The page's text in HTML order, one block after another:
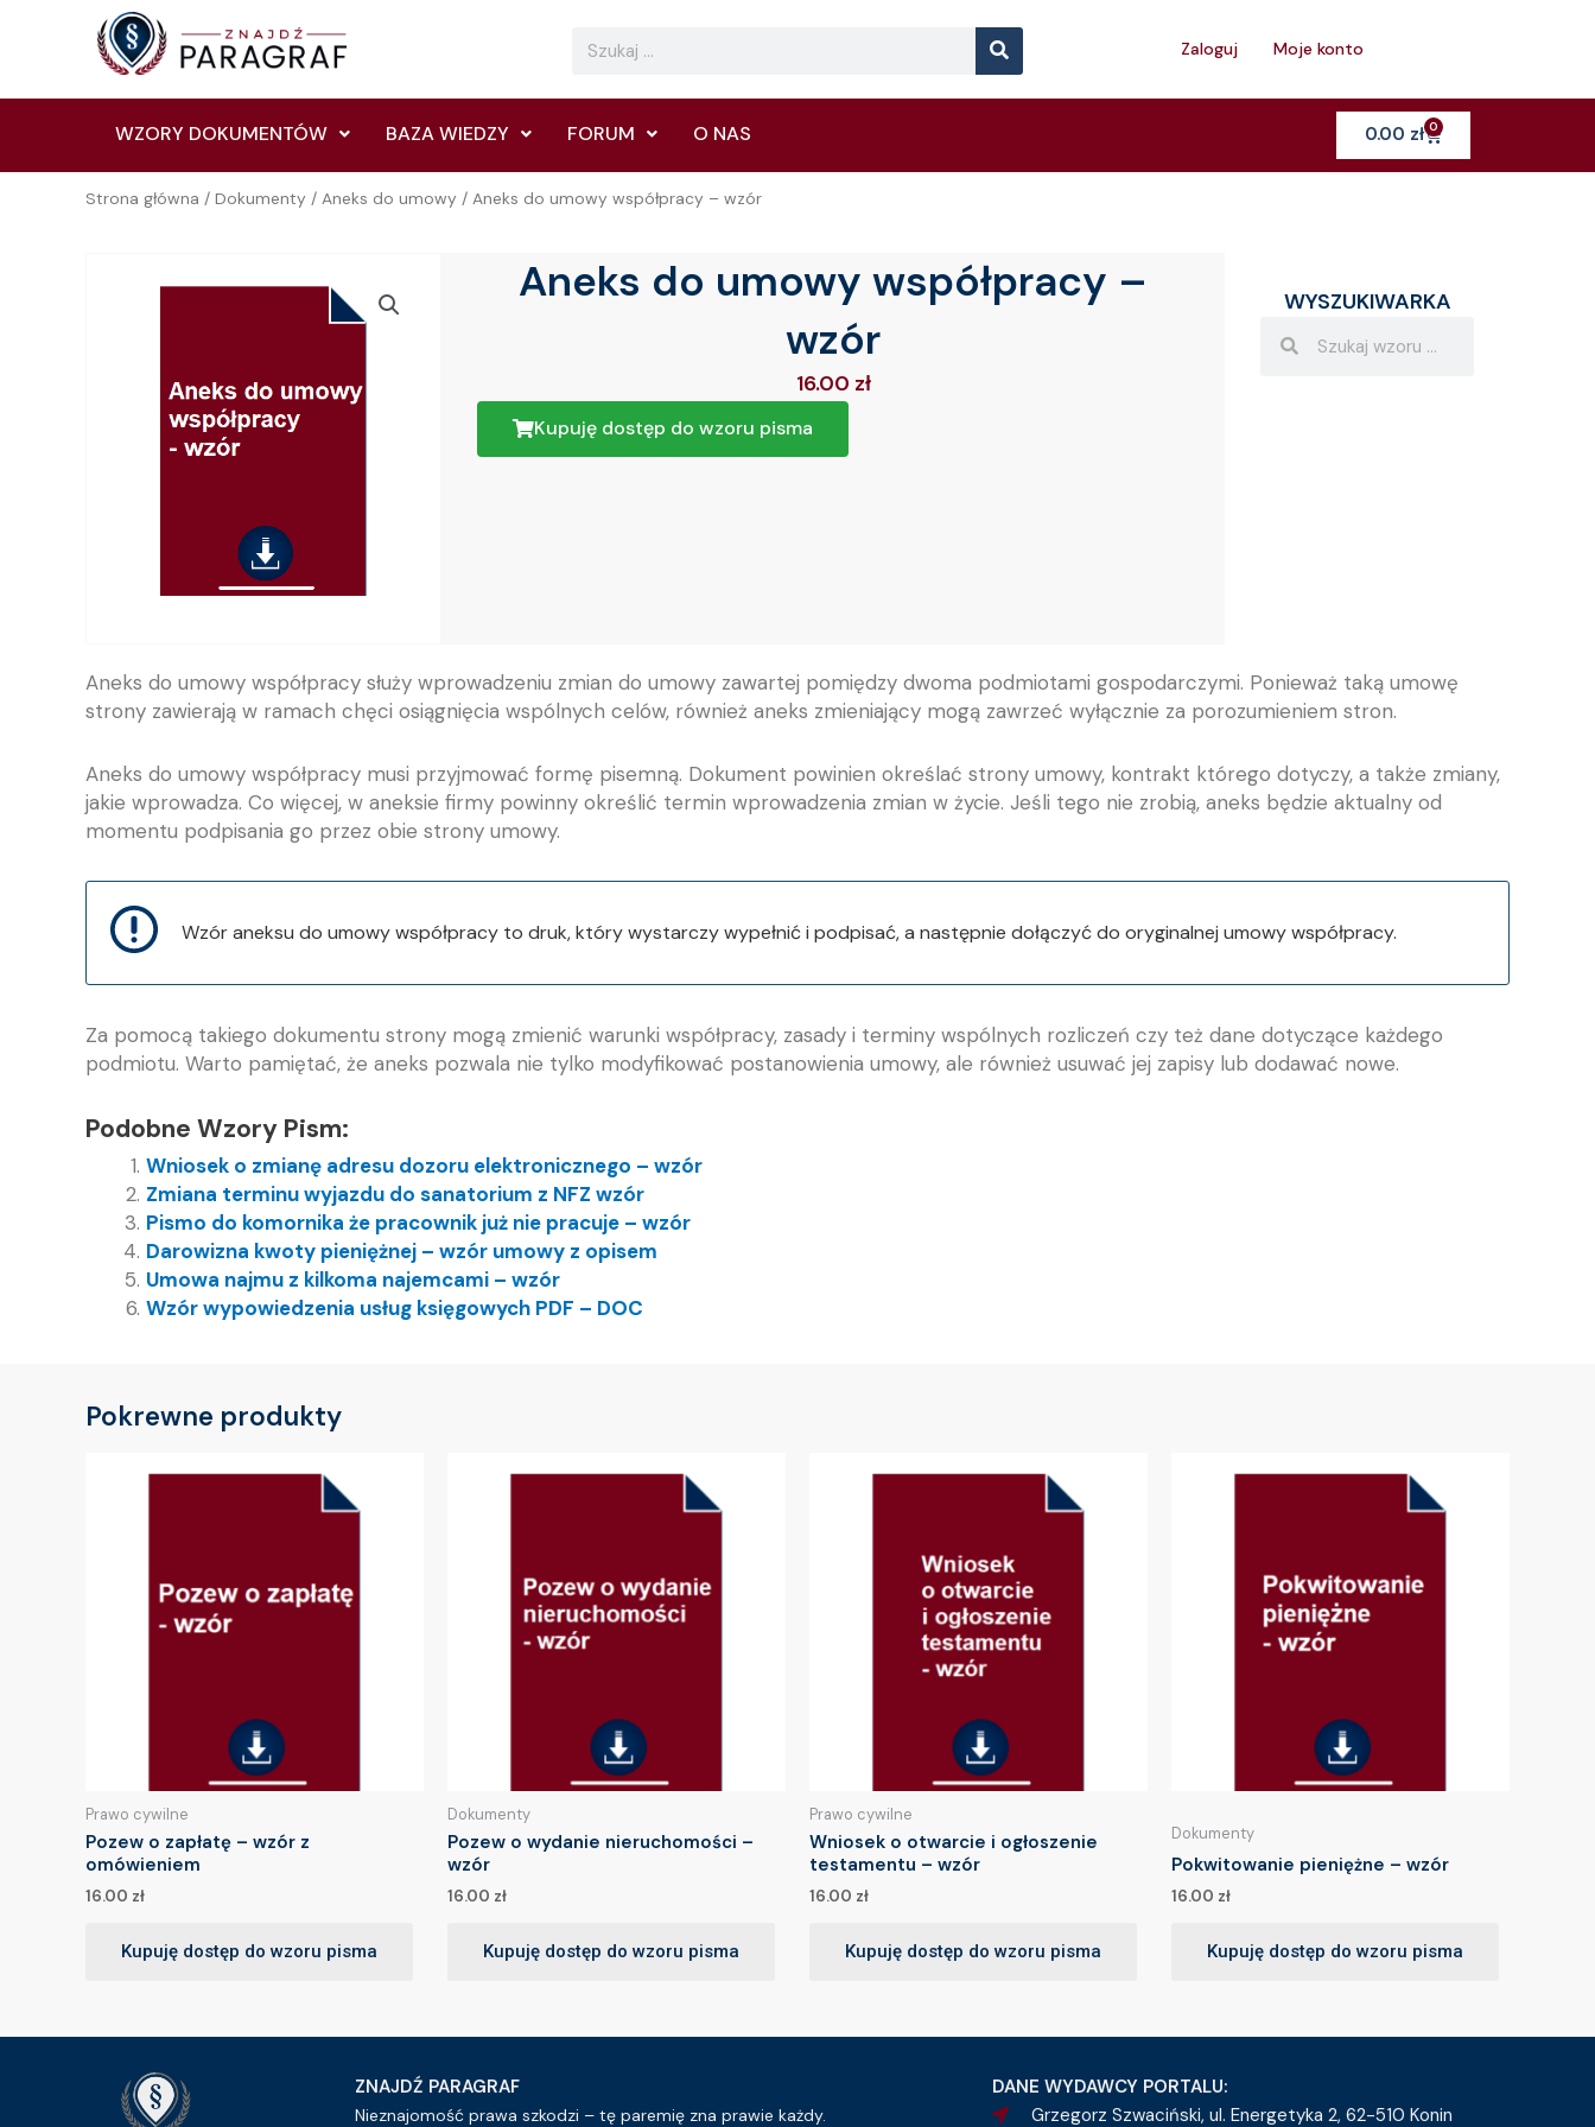
Search Search
Zaloguj Moje konto
WZORY DOKUMENTÓW BAZA WIEDZY FORUM O NAS 0.00 zł 0Cart
Strona główna / Dokumenty / Aneks do umowy / Aneks do umowy współpracy – wzór
Aneks do umowy współpracy –
wzór
16.00 zł
Kupuję dostęp do wzoru pisma
WYSZUKIWARKA
Aneks do umowy współpracy służy wprowadzeniu zmian do umowy zawartej pomiędzy dwoma podmiotami gospodarczymi. Ponieważ taką umowę
strony zawierają w ramach chęci osiągnięcia wspólnych celów, również aneks zmieniający mogą zawrzeć wyłącznie za porozumieniem stron.
Aneks do umowy współpracy musi przyjmować formę pisemną. Dokument powinien określać strony umowy, kontrakt którego dotyczy, a także zmiany,
jakie wprowadza. Co więcej, w aneksie firmy powinny określić termin wprowadzenia zmian w życie. Jeśli tego nie zrobią, aneks będzie aktualny od
momentu podpisania go przez obie strony umowy.
Wzór aneksu do umowy współpracy to druk, który wystarczy wypełnić i podpisać, a następnie dołączyć do oryginalnej umowy współpracy.
Za pomocą takiego dokumentu strony mogą zmienić warunki współpracy, zasady i terminy wspólnych rozliczeń czy też dane dotyczące każdego
podmiotu. Warto pamiętać, że aneks pozwala nie tylko modyfikować postanowienia umowy, ale również usuwać jej zapisy lub dodawać nowe.
Podobne Wzory Pism:
Wniosek o zmianę adresu dozoru elektronicznego – wzór
Zmiana terminu wyjazdu do sanatorium z NFZ wzór
Pismo do komornika że pracownik już nie pracuje – wzór
Darowizna kwoty pieniężnej – wzór umowy z opisem
Umowa najmu z kilkoma najemcami – wzór
Wzór wypowiedzenia usług księgowych PDF – DOC
Pokrewne produkty
Prawo cywilne
Pozew o zapłatę – wzór z
omówieniem
16.00 zł
Kupuję dostęp do wzoru pisma
Dokumenty
Pozew o wydanie nieruchomości –
wzór
16.00 zł
Kupuję dostęp do wzoru pisma
Prawo cywilne
Wniosek o otwarcie i ogłoszenie
testamentu – wzór
16.00 zł
Kupuję dostęp do wzoru pisma
Dokumenty
Pokwitowanie pieniężne – wzór
16.00 zł
Kupuję dostęp do wzoru pisma
ZNAJDŹ PARAGRAF
Nieznajomość prawa szkodzi – tę paremię zna prawie każdy.
DANE WYDAWCY PORTALU:
Grzegorz Szwaciński, ul. Energetyka 2, 62-510 Konin